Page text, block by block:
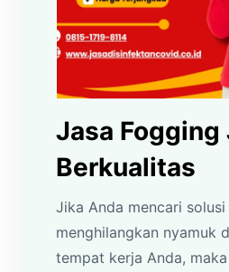
Jasa Fogging
Berkualitas
Jika Anda mencari solusi
menghilangkan nyamuk
tempat kerja Anda,